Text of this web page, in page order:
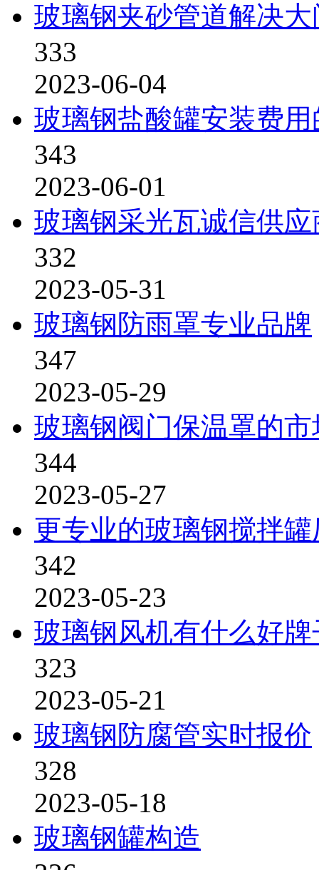
玻璃钢夹砂管道解决大
333
2023-06-04
玻璃钢盐酸罐安装费
343
2023-06-01
玻璃钢采光瓦诚信供应
332
2023-05-31
玻璃钢防雨罩专业品牌
347
2023-05-29
玻璃钢阀门保温罩的
344
2023-05-27
更专业的玻璃钢搅拌罐
342
2023-05-23
玻璃钢风机有什么好牌
323
2023-05-21
玻璃钢防腐管实时报价
328
2023-05-18
玻璃钢罐构造